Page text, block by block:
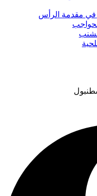
في مقدمة الرأس